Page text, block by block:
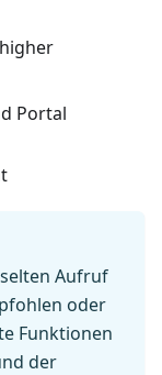
Portal
Aufruf
oder
Funktionen
der